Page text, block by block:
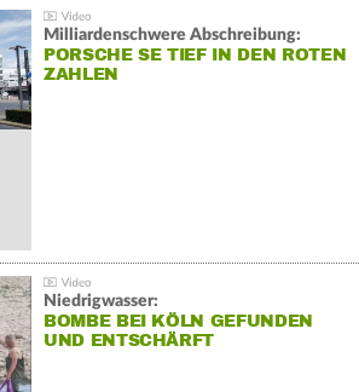
Milliardenschwere Abschreibung:
PORSCHE SE TIEF IN DEN ROTEN
ZAHLEN
Niedrigwasser:
BOMBE BEI KÖLN GEFUNDEN
UND ENTSCHÄRFT